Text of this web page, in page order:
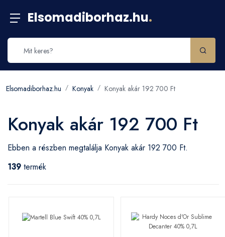
Elsomadiborhaz.hu.
Elsomadiborhaz.hu Konyak Konyak akár 192 700 Ft
Konyak akár 192 700 Ft
Ebben a részben megtalálja Konyak akár 192 700 Ft.
139 termék